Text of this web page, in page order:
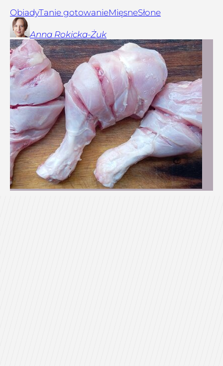
ObiadyTanie gotowanieMięsneSłone
Anna Rokicka-Żuk